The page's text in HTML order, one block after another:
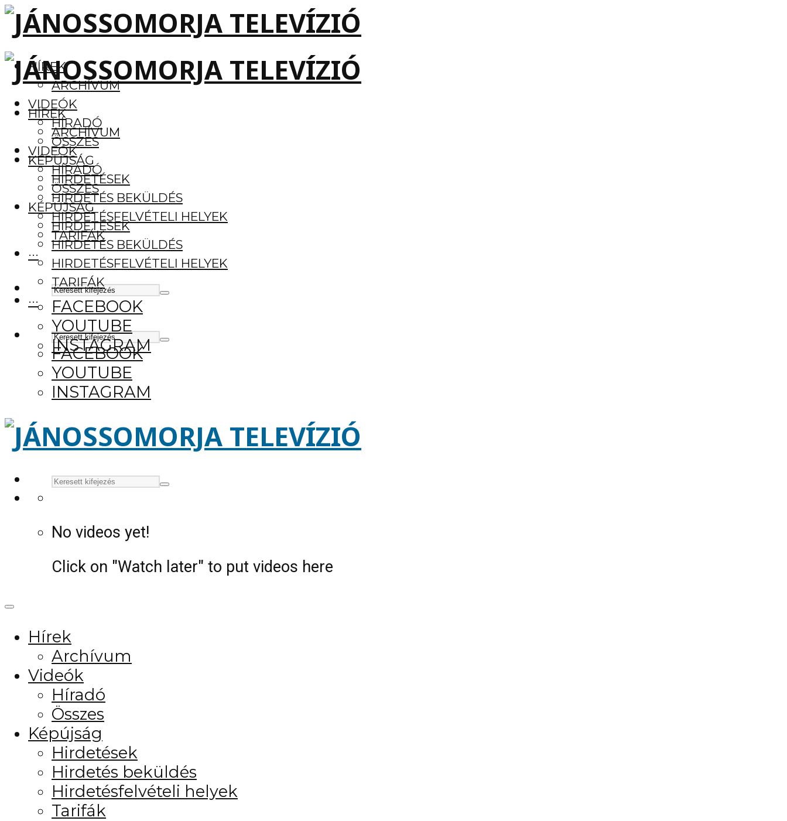
HÍREK
ARCHÍVUM
VIDEÓK
HÍRADÓ
ÖSSZES
KÉPÚJSÁG
HIRDETÉSEK
HIRDETÉS BEKÜLDÉS
HIRDETÉSFELVÉTELI HELYEK
TARIFÁK
···
FACEBOOK
YOUTUBE
INSTAGRAM
HÍREK
ARCHÍVUM
VIDEÓK
HÍRADÓ
ÖSSZES
KÉPÚJSÁG
HIRDETÉSEK
HIRDETÉS BEKÜLDÉS
HIRDETÉSFELVÉTELI HELYEK
TARIFÁK
···
FACEBOOK
YOUTUBE
INSTAGRAM
No videos yet!
Click on "Watch later" to put videos here
Hírek
Archívum
Videók
Híradó
Összes
Képújság
Hirdetések
Hirdetés beküldés
Hirdetésfelvételi helyek
Tarifák